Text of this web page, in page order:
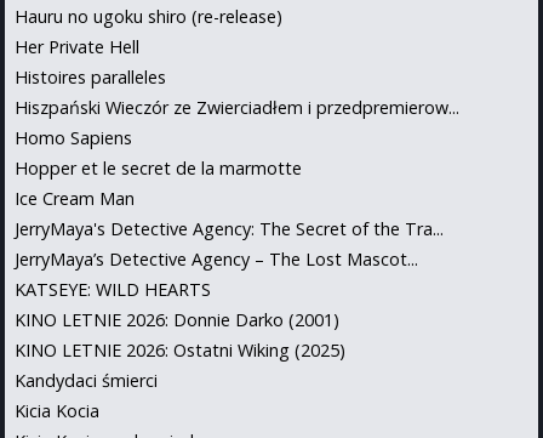
Hauru no ugoku shiro (re-release)
Her Private Hell
Histoires paralleles
Hiszpański Wieczór ze Zwierciadłem i przedpremierow...
Homo Sapiens
Hopper et le secret de la marmotte
Ice Cream Man
JerryMaya's Detective Agency: The Secret of the Tra...
JerryMaya’s Detective Agency – The Lost Mascot...
KATSEYE: WILD HEARTS
KINO LETNIE 2026: Donnie Darko (2001)
KINO LETNIE 2026: Ostatni Wiking (2025)
Kandydaci śmierci
Kicia Kocia